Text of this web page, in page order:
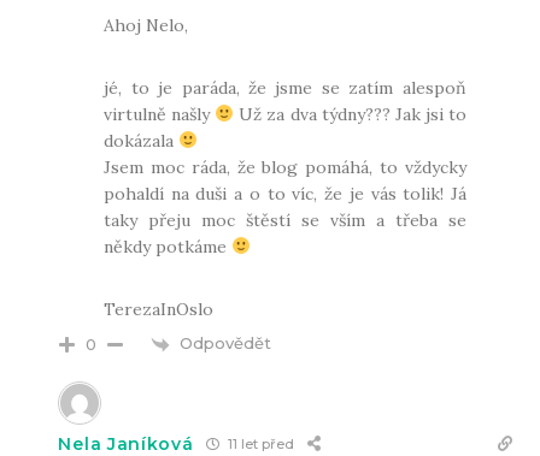
Ahoj Nelo,
jé, to je paráda, že jsme se zatím alespoň
virtulně našly
Už za dva týdny??? Jak jsi to
dokázala
Jsem moc ráda, že blog pomáhá, to vždycky
pohaldí na duši a o to víc, že je vás tolik! Já
taky přeju moc štěstí se vším a třeba se
někdy potkáme
TerezaInOslo
0 Odpovědět
Nela Janíková 11 let před